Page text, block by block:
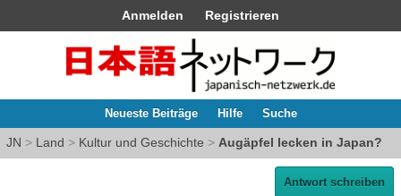
Anmelden Registrieren
Neueste Beiträge Hilfe Suche
JN > Land > Kultur und Geschichte > Augäpfel lecken in Japan?
Antwort schreiben